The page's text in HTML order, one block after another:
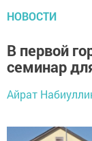
НОВОСТИ
В первой
семинар
Айрат